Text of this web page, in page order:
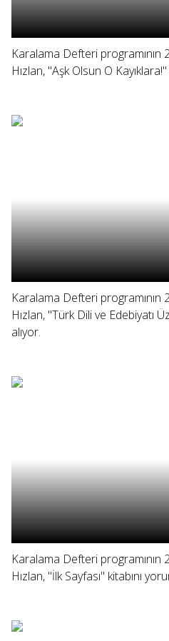
Karalama Defteri
Hızlan, "Aşk Olsun O
Karalama Defteri
Hızlan, "Türk Dili ve Edebiyatı
alıyor.
Karalama Defteri
Hızlan, "İlk Sayfası" kitabını